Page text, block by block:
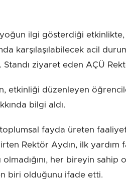
ilgi gösterdiği etkinlikte,
karşılaşılabilecek acil
Standı ziyaret eden AÇÜ
etkinliği düzenleyen
bilgi aldı.
fayda üreten
Rektör Aydın, ilk yardım
olmadığını, her bireyin
biri olduğunu ifade etti.